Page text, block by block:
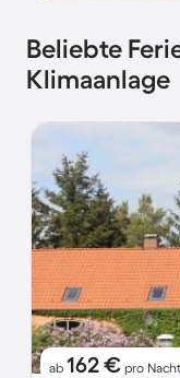
Beliebte
Klimaanlage
ab 162 € pro Nacht